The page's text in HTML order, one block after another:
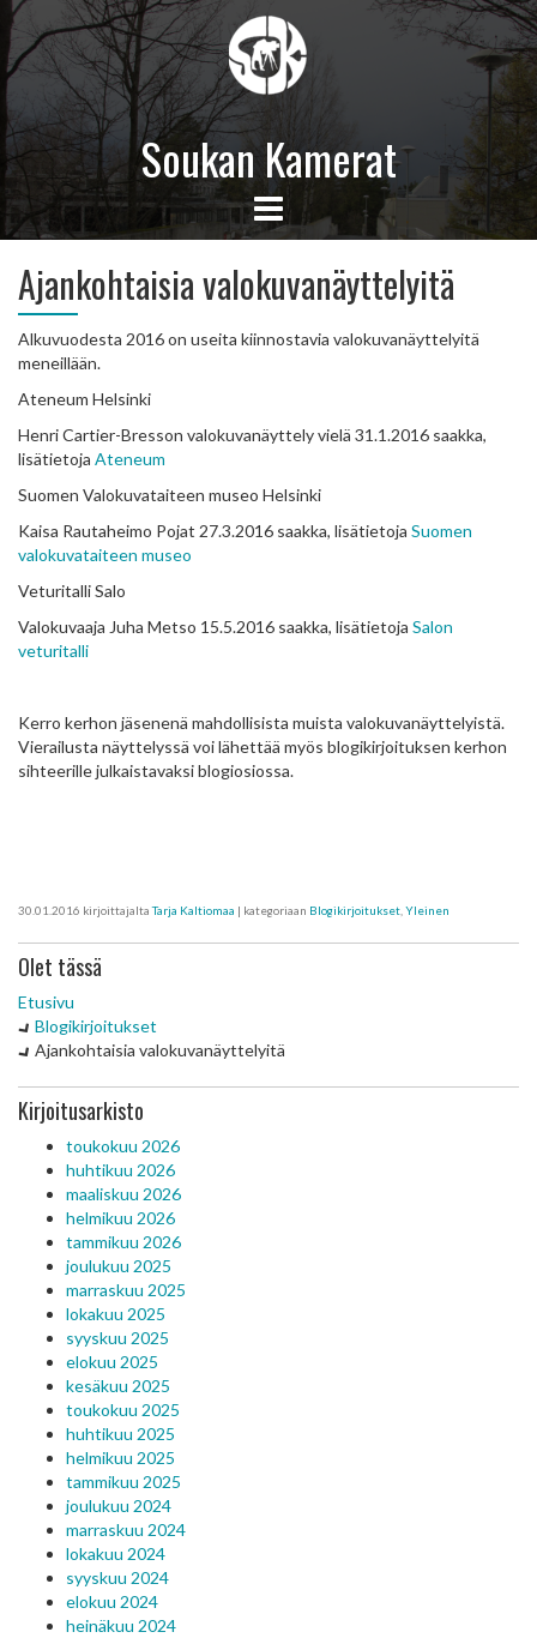
Soukan Kamerat
Ajankohtaisia valokuvanäyttelyitä
Alkuvuodesta 2016 on useita kiinnostavia valokuvanäyttelyitä
meneillään.
Ateneum Helsinki
Henri Cartier-Bresson valokuvanäyttely vielä 31.1.2016 saakka,
lisätietoja Ateneum
Suomen Valokuvataiteen museo Helsinki
Kaisa Rautaheimo Pojat 27.3.2016 saakka, lisätietoja Suomen
valokuvataiteen museo
Veturitalli Salo
Valokuvaaja Juha Metso 15.5.2016 saakka, lisätietoja Salon
veturitalli
Kerro kerhon jäsenenä mahdollisista muista valokuvanäyttelyistä.
Vierailusta näyttelyssä voi lähettää myös blogikirjoituksen kerhon
sihteerille julkaistavaksi blogiosiossa.
30.01.2016 kirjoittajaltaTarja Kaltiomaa | kategoriaan Blogikirjoitukset Yleinen
Olet tässä
Etusivu
Blogikirjoitukset
Ajankohtaisia valokuvanäyttelyitä
Kirjoitusarkisto
toukokuu 2026
huhtikuu 2026
maaliskuu 2026
helmikuu 2026
tammikuu 2026
joulukuu 2025
marraskuu 2025
lokakuu 2025
syyskuu 2025
elokuu 2025
kesäkuu 2025
toukokuu 2025
huhtikuu 2025
helmikuu 2025
tammikuu 2025
joulukuu 2024
marraskuu 2024
lokakuu 2024
syyskuu 2024
elokuu 2024
heinäkuu 2024